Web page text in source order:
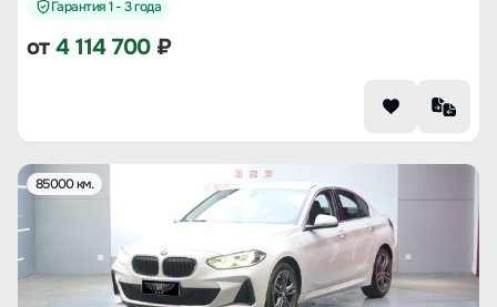
Гарантия 1 - 3 года
от4 114 700₽
85000 км.